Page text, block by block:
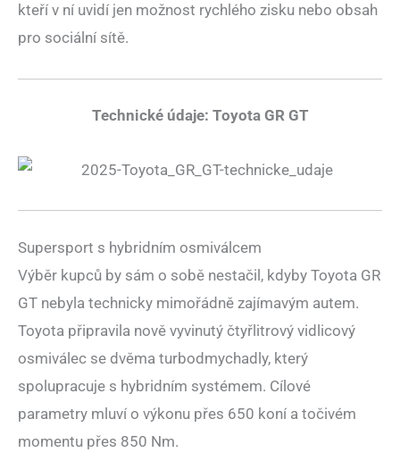
kteří v ní uvidí jen možnost rychlého zisku nebo obsah
pro sociální sítě.
Technické údaje: Toyota GR GT
Supersport s hybridním osmiválcem
Výběr kupců by sám o sobě nestačil, kdyby Toyota GR
GT nebyla technicky mimořádně zajímavým autem.
Toyota připravila nově vyvinutý čtyřlitrový vidlicový
osmiválec se dvěma turbodmychadly, který
spolupracuje s hybridním systémem. Cílové
parametry mluví o výkonu přes 650 koní a točivém
momentu přes 850 Nm.